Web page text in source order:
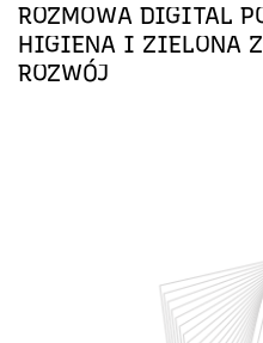
ROZMOWA DIGITAL
HIGIENA I ZIELONA
ROZWÓJ